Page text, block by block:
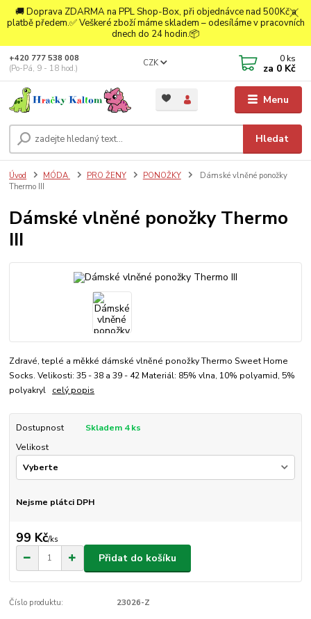
🚚 Doprava ZDARMA na PPL Shop-Box, při objednávce nad 500Kč a
platbě předem.✅ Veškeré zboží máme skladem – odesíláme v pracovních
dnech do 24 hodin.📦
Menu
CZK
Hledat
+420 777 538 008
(Po-Pá, 9 - 18 hod.)
0 ks
za 0 Kč
Úvod MÓDA PRO ŽENY PONOŽKY
Dámské vlněné ponožky
Thermo III
Dámské vlněné ponožky Thermo
III
Zdravé, teplé a měkké dámské vlněné ponožky Thermo Sweet Home
Socks. Velikosti: 35 - 38 a 39 - 42 Materiál: 85% vlna, 10% polyamid, 5%
polyakryl celý popis
Dostupnost
Skladem 4 ks
Velikost
Nejsme plátci DPH
99 Kč/ks
Přidat do košíku
Číslo produktu: 23026-Z